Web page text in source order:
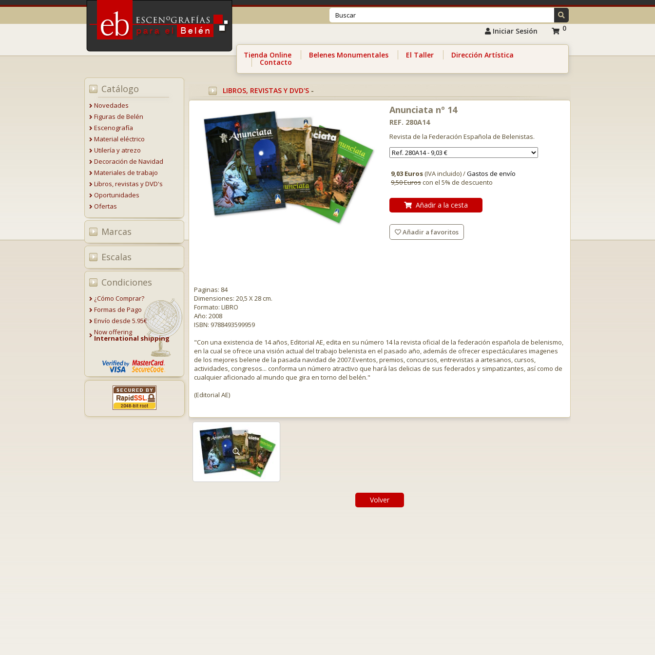
Iniciar Sesión 0
Tienda Online Belenes Monumentales El Taller Dirección Artística
Contacto
Catálogo
Novedades
Figuras de Belén
Escenografía
Material eléctrico
Utilería y atrezo
Decoración de Navidad
Materiales de trabajo
Libros, revistas y DVD's
Oportunidades
Ofertas
Marcas
Escalas
Condiciones
¿Cómo Comprar?
Formas de Pago
Envío desde 5.95€
Now offering
International shipping
LIBROS, REVISTAS Y DVD'S -
Anunciata nº 14
REF. 280A14
Revista de la Federación Española de Belenistas.
9,03 Euros(IVA incluido) /Gastos de envío
9,50 Euroscon el 5% de descuento
Añadir a la cesta
Añadir a favoritos
Paginas: 84
Dimensiones: 20,5 X 28 cm.
Formato: LIBRO
Año: 2008
ISBN: 9788493599959
"Con una existencia de 14 años, Editorial AE, edita en su número 14 la revista oficial de la federación española de belenismo,
en la cual se ofrece una visión actual del trabajo belenista en el pasado año, además de ofrecer espectáculares imagenes
de los mejores belene de la pasada navidad de 2007.Eventos, premios, concursos, entrevistas a artesanos, cursos,
actividades, congresos... conforma un número atractivo que hará las delicias de sus federados y simpatizantes, así como de
cualquier aficionado al mundo que gira en torno del belén."
(Editorial AE)
Volver